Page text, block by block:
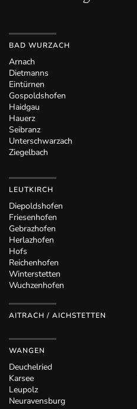
BAD WURZACH
Arnach
Dietmanns
Eintürnen
Gospoldshofen
Haidgau
Hauerz
Seibranz
Unterschwarzach
Ziegelbach
LEUTKIRCH
Diepoldshofen
Friesenhofen
Gebrazhofen
Herlazhofen
Hofs
Reichenhofen
Winterstetten
Wuchzenhofen
AITRACH / AICHSTETTEN
WANGEN
Deuchelried
Karsee
Leupolz
Neuravensburg